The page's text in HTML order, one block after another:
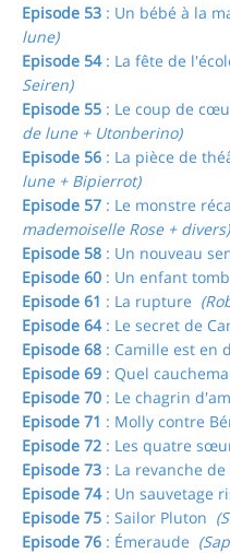
Episode 53 : Un bébé à la
lune)
Episode 54: La fête de
Seiren)
Episode 55 : Le coup de
de lune + Utonberino)
Episode 56 : La pièce de
lune + Bipierrot)
Episode 57 : Le monstre
mademoiselle Rose + divers)
Episode 58 : Un nouveau
Episode 60 : Un enfant
Episode 61 : La rupture
Episode 64: Le secret de
Episode 68 : Camille est en
Episode 69 : Quel
Episode 70 : Le chagrin
Episode 71 : Molly contre
Episode 72 : Les quatre
Episode 73 : La revanche de
Episode 74: Un sauvetage
Episode 75 : Sailor Pluton
Episode 76 : Émeraude